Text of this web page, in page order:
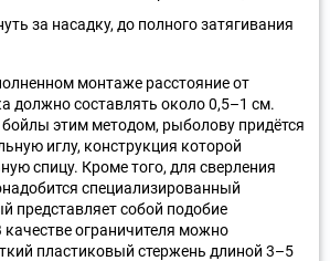
за насадку, до полного затягивания
монтаже расстояние от
должно составлять около 0,5–1 см.
этим методом, рыболову придётся
иглу, конструкция которой
спицу. Кроме того, для сверления
специализированный
представляет собой подобие
ограничителя можно
пластиковый стержень длиной 3–5